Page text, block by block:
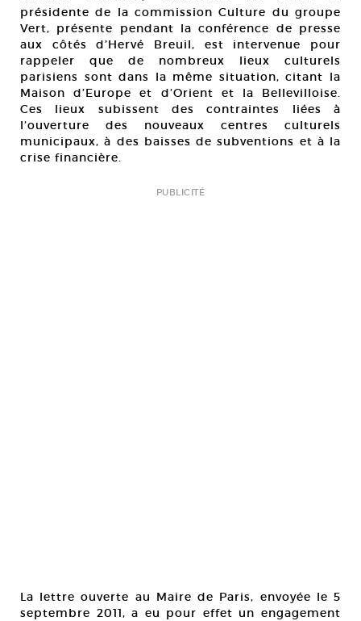
présidente de la commission Culture du groupe
Vert, présente pendant la conférence de presse
aux côtés d’Hervé Breuil, est intervenue pour
rappeler que de nombreux lieux culturels
parisiens sont dans la même situation, citant la
Maison d’Europe et d’Orient et la Bellevilloise.
Ces lieux subissent des contraintes liées à
l’ouverture des nouveaux centres culturels
municipaux, à des baisses de subventions et à la
crise financière.
PUBLICITÉ
La lettre ouverte au Maire de Paris, envoyée le 5
septembre 2011, a eu pour effet un engagement